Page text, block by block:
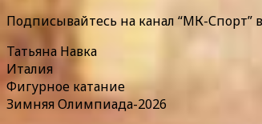
Подписывайтесь на канал “МК-Спорт”
Татьяна Навка
Италия
Фигурное катание
Зимняя Олимпиада-2026